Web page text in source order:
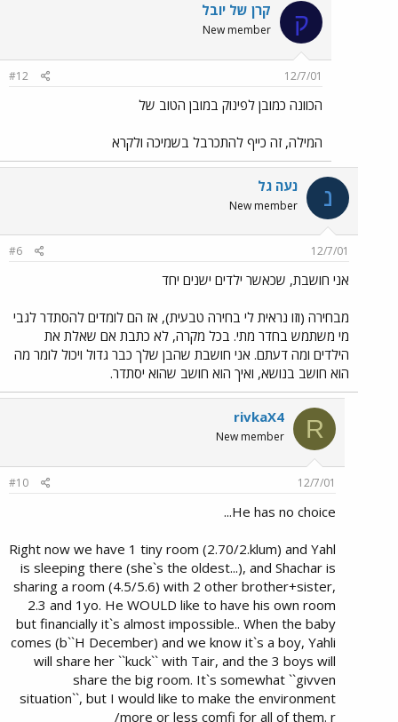
ק קרן של יובל
New member
12/7/01
#12
הכוונה כמובן לפינוק במובן הטוב של
המילה, זה כייף להתכרבל בשמיכה ולקרא
נ נעה גל
New member
12/7/01
#6
אני חושבת, שכאשר ילדים ישנים יחד
מבחירה (וזו נראית לי בחירה טבעית), אז הם לומדים להסתדר לגבי
מי משתמש בחדר מתי. בכל מקרה, לא כתבת אם שאלת את
הילדים ומה דעתם. אני חושבת שהבן שלך כבר גדול ויכול לומר מה
הוא חושב בנושא, ואיך הוא חושב שהוא יסתדר.
R
rivkaX4
New member
12/7/01
#10
He has no choice...
Right now we have 1 tiny room (2.70/2.klum) and Yahl
is sleeping there (she`s the oldest...), and Shachar is
sharing a room (4.5/5.6) with 2 other brother+sister,
2.3 and 1yo. He WOULD like to have his own room
but financially it`s almost impossible.. When the baby
comes (b``H December) and we know it`s a boy, Yahli
will share her ``kuck`` with Tair, and the 3 boys will
share the big room. It`s somewhat ``givven
situation``, but I would like to make the environment
more or less comfi for all of them. r/